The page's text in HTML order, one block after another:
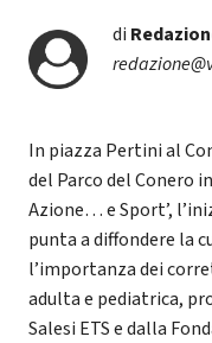
di
In piazza Pertini al
del Parco del Conero
Azione… e Sport’,
punta a diffondere la
l’importanza dei
adulta e pediatrica,
Salesi ETS e dalla